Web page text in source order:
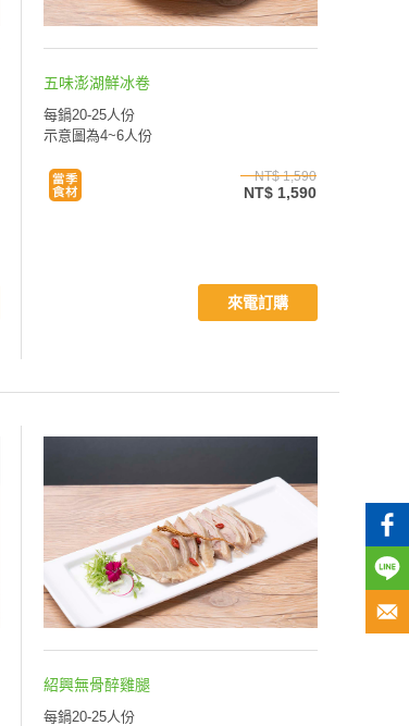
五味澎湖鮮冰卷
每鍋20-25人份
示意圖為4~6人份
NT$ 1,590
NT$ 1,590
來電訂購
紹興無骨醉雞腿
每鍋20-25人份